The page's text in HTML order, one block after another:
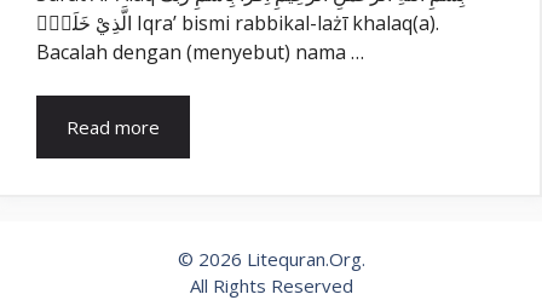
الَّذِيْ خَلَقَۚ Iqra’ bismi rabbikal-lażī khalaq(a).
Bacalah dengan (menyebut) nama …
Read more
© 2026 Litequran.Org.
All Rights Reserved